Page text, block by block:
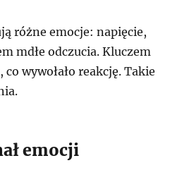
różne emocje: napięcie,
mdłe odczucia. Kluczem
wywołało reakcję. Takie
emocji